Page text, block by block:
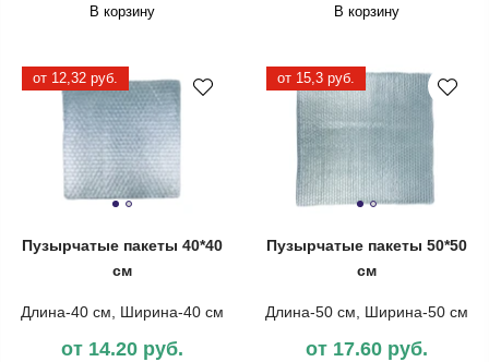
В корзину В корзину
от 12,32 руб.
Пузырчатые пакеты 40*40
см
Длина-40 см, Ширина-40 см
от 14.20 руб.
от 15,3 руб.
Пузырчатые пакеты 50*50
см
Длина-50 см, Ширина-50 см
от 17.60 руб.